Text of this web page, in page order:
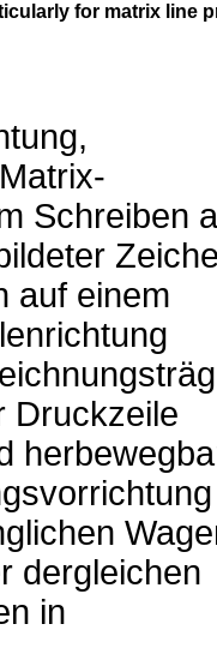
for matrix line
Schreiben
auf einem
Druckzeile
dergleichen
in